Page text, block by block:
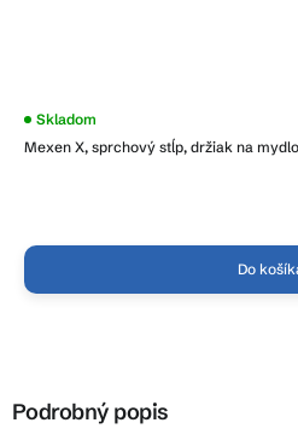
Mexen X, sprchový stĺp, držiak na
Skladom
Do
Podrobný popis